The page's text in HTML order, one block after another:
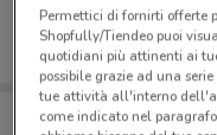
Permettici di fornirti offerte
Shopfully/Tiendeo puoi
quotidiani più attinenti ai
possibile grazie ad una
tue attività all'interno
come indicato nel